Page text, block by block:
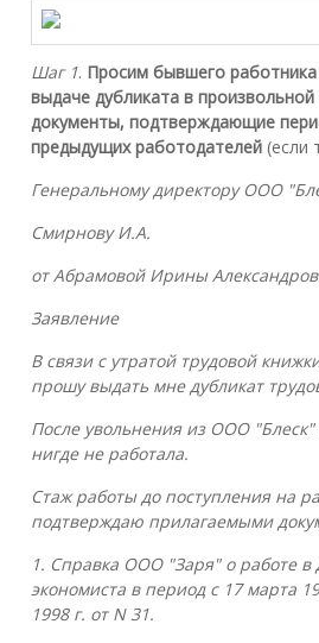
Шаг 1. Просим бывшего
выдаче дубликата в
документы, подтверждающие
предыдущих работодателей (если
Генеральному директору ООО
Смирнову И.А.
от Абрамовой Ирины
Заявление
В связи с утратой трудовой
прошу выдать мне дубликат
После увольнения из ООО
нигде не работала.
Стаж работы до поступления на
подтверждаю прилагаемыми
1. Справка ООО "Заря" о работе в
экономиста в период с 17 марта
1998 г. от N 31.